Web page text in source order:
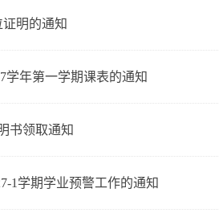
明的通知
学年第一学期课表的通知
书领取通知
1学期学业预警工作的通知